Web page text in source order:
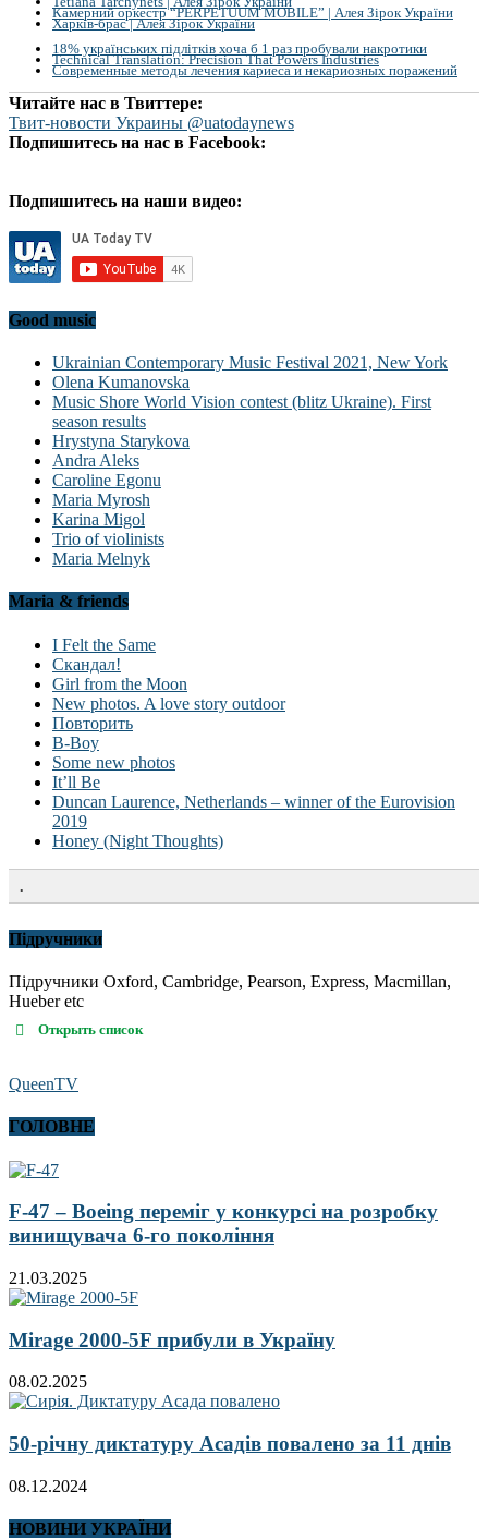
Камерний оркестр “PERPETUUM MOBILE” | Алея Зірок України
Харків-брас | Алея Зірок України
18% українських підлітків хоча б 1 раз пробували накротики
Technical Translation: Precision That Powers Industries
Современные методы лечения кариеса и некариозных поражений
Читайте нас в Твиттере:
Твит-новости Украины @uatodaynews
Подпишитесь на нас в Facebook:
Подпишитесь на наши видео:
Good music
Ukrainian Contemporary Music Festival 2021, New York
Olena Kumanovska
Music Shore World Vision contest (blitz Ukraine). First
season results
Hrystyna Starykova
Andra Aleks
Caroline Egonu
Maria Myrosh
Karina Migol
Trio of violinists
Maria Melnyk
Maria & friends
I Felt the Same
Скандал!
Girl from the Moon
New photos. A love story outdoor
Повторить
B-Boy
Some new photos
It’ll Be
Duncan Laurence, Netherlands – winner of the Eurovision
2019
Honey (Night Thoughts)
.
Підручники
Підручники Oxford, Cambridge, Pearson, Express, Macmillan,
Hueber etc
Открыть список
QueenTV
ГОЛОВНЕ
F-47 – Boeing переміг у конкурсі на розробку
винищувача 6-го покоління
21.03.2025
Mirage 2000-5F прибули в Україну
08.02.2025
50-річну диктатуру Асадів повалено за 11 днів
08.12.2024
НОВИНИ УКРАЇНИ